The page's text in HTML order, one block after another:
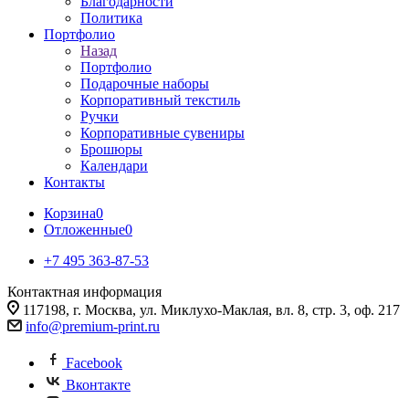
Политика
Портфолио
Назад
Портфолио
Подарочные наборы
Корпоративный текстиль
Ручки
Корпоративные сувениры
Брошюры
Календари
Контакты
Корзина0
Отложенные0
+7 495 363-87-53
Контактная информация
117198, г. Москва, ул. Миклухо-Маклая, вл. 8, стр. 3, оф. 217
info@premium-print.ru
Facebook
Вконтакте